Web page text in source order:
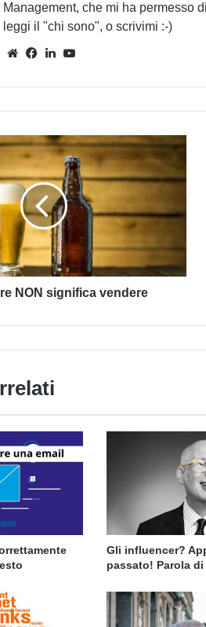
Management, che mi ha permesso
leggi il "chi sono", o scrivimi :-)
WebsiteFacebook
LinkedIn
NON significa vendere
Gli influencer?
passato! Parola